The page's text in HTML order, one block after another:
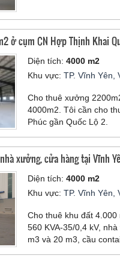
ở cụm CN Hợp Thịnh Khai
Diện tích:4000 m2
Khu vực:TP. Vĩnh Yên,
Cho thuê xưởng
4000m2. Tôi cần cho
Phúc gần Quốc Lộ 2.
xưởng, cửa hàng tại Vĩnh
Diện tích:4000 m2
Khu vực:TP. Vĩnh Yên,
Cho thuê khu đất
560 KVA-35/0,4 kV,
m3 và 20 m3, cầu